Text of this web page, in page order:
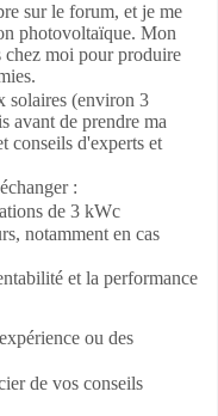
sur le forum, et je me
photovoltaïque. Mon
chez moi pour produire
solaires (environ 3
avant de prendre ma
conseils d'experts et
:
de 3 kWc
notamment en cas
et la performance
ou des
de vos conseils